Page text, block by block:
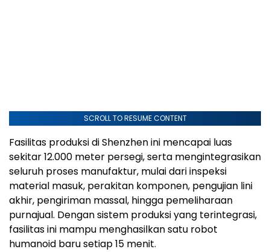
SCROLL TO RESUME CONTENT
Fasilitas produksi di Shenzhen ini mencapai luas
sekitar 12.000 meter persegi, serta mengintegrasikan
seluruh proses manufaktur, mulai dari inspeksi
material masuk, perakitan komponen, pengujian lini
akhir, pengiriman massal, hingga pemeliharaan
purnajual. Dengan sistem produksi yang terintegrasi,
fasilitas ini mampu menghasilkan satu robot
humanoid baru setiap 15 menit.